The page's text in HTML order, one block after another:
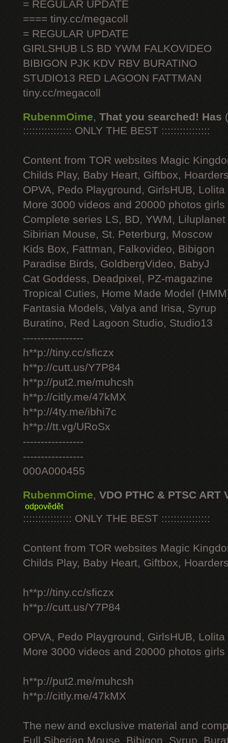
= REGULAR UPDATE
==== tiny.cc/megacoll
= REGULAR UPDATE
GIRLSHUB LS BD YWM FALKOVIDEO
BIBIGON PJK KDV RBV BURATINO
STUDIO13 RED LAGOON FATTMAN
tiny.cc/megacoll
RubenmOime, That you searched! Has
:::::::::::::::: ONLY THE BEST ::::::::::::::::
Content from TOR websites Magic
Childs Play, Baby Heart, Giftbox,
OPVA, Pedo Playground, GirlsHUB, Lolita
More 3000 videos and 20000 photos
Complete series LS, BD, YWM, Liluplanet
Sibirian Mouse, St. Peterburg, Moscow
Kids Box, Fattman, Falkovideo, Bibigon
Paradise Birds, GoldbergVideo, BabyJ
Cat Goddess, Deadpixel, PZ-magazine
Tropical Cuties, Home Made Model
Fantasia Models, Valya and Irisa, Syrup
Buratino, Red Lagoon Studio, Studio13
-----------------
h**p://tiny.cc/sficzx
h**p://cutt.us/Y7P84
h**p://put2.me/muhcsh
h**p://citly.me/47kMX
h**p://4ty.me/ibhi7c
h**p://tt.vg/URoSx
-----------------
-----------------
000A000455
RubenmOime, VDO PTHC & PTSC ART
odpovědět
:::::::::::::::: ONLY THE BEST ::::::::::::::::
Content from TOR websites Magic
Childs Play, Baby Heart, Giftbox,
h**p://tiny.cc/sficzx
h**p://cutt.us/Y7P84
OPVA, Pedo Playground, GirlsHUB, Lolita
More 3000 videos and 20000 photos
h**p://put2.me/muhcsh
h**p://citly.me/47kMX
The new and exclusive material and
Full Siberian Mouse, Bibigon, Syrup,